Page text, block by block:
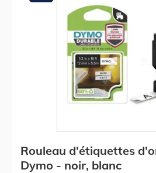
Rouleau d'étiquettes
Dymo - noir, blanc